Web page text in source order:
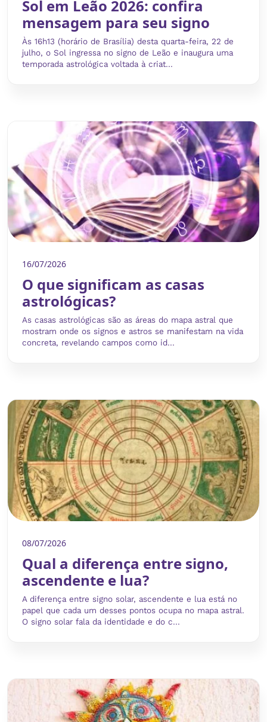
Sol em Leão 2026: confira
mensagem para seu signo
Às 16h13 (horário de Brasília) desta quarta-feira, 22 de
julho, o Sol ingressa no signo de Leão e inaugura uma
temporada astrológica voltada à criat...
16/07/2026
O que significam as casas
astrológicas?
As casas astrológicas são as áreas do mapa astral que
mostram onde os signos e astros se manifestam na vida
concreta, revelando campos como id...
08/07/2026
Qual a diferença entre signo,
ascendente e lua?
A diferença entre signo solar, ascendente e lua está no
papel que cada um desses pontos ocupa no mapa astral.
O signo solar fala da identidade e do c...